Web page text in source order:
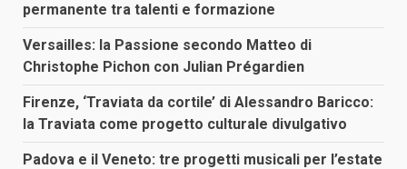
permanente tra talenti e formazione
Versailles: la Passione secondo Matteo di
Christophe Pichon con Julian Prégardien
Firenze, ‘Traviata da cortile’ di Alessandro Baricco:
la Traviata come progetto culturale divulgativo
Padova e il Veneto: tre progetti musicali per l’estate